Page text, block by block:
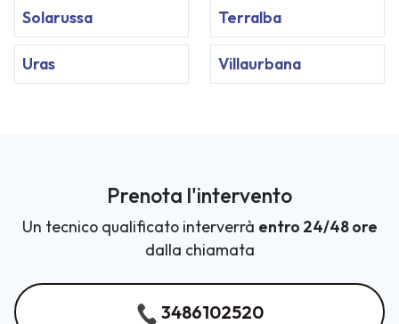
Solarussa Terralba
Uras Villaurbana
Prenota l'intervento
Un tecnico qualificato interverrà entro 24/48 ore
dalla chiamata
3486102520